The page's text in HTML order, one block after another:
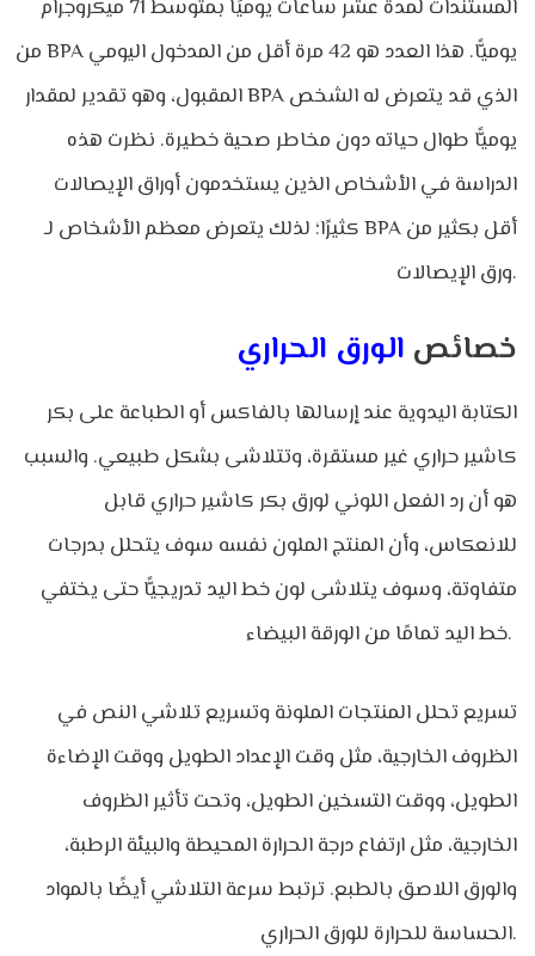
المستندات لمدة عشر ساعات يوميًا بمتوسط
71 ميكروجرام
من BPA يوميًّا. هذا العدد هو 42 مرة أقل من المدخول اليومي
المقبول، وهو تقدير لمقدار BPA الذي قد يتعرض له الشخص
يوميًّا طوال حياته دون مخاطر صحية خطيرة. نظرت هذه
الدراسة في الأشخاص الذين يستخدمون أوراق الإيصالات
كثيرًا؛ لذلك يتعرض معظم الأشخاص لـ BPA أقل بكثير من
ورق الإيصالات.
خصائص الورق الحراري
الكتابة اليدوية عند إرسالها بالفاكس أو الطباعة على بكر
كاشير حراري غير مستقرة، وتتلاشى بشكل طبيعي. والسبب
هو أن رد الفعل اللوني لورق بكر كاشير حراري قابل
للانعكاس، وأن المنتج الملون نفسه سوف يتحلل بدرجات
متفاوتة، وسوف يتلاشى لون خط اليد تدريجيًّا حتى يختفي
خط اليد تمامًا من الورقة البيضاء.
تسريع تحلل المنتجات الملونة وتسريع تلاشي النص في
الظروف الخارجية، مثل وقت الإعداد الطويل ووقت الإضاءة
الطويل، ووقت التسخين الطويل، وتحت تأثير الظروف
الخارجية، مثل ارتفاع درجة الحرارة المحيطة والبيئة الرطبة،
والورق اللاصق بالطبع. ترتبط سرعة التلاشي أيضًا بالمواد
الحساسة للحرارة للورق الحراري.